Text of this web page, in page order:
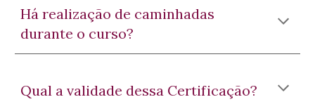
Há realização de caminhadas
durante o curso?
Qual a validade dessa Certificação?